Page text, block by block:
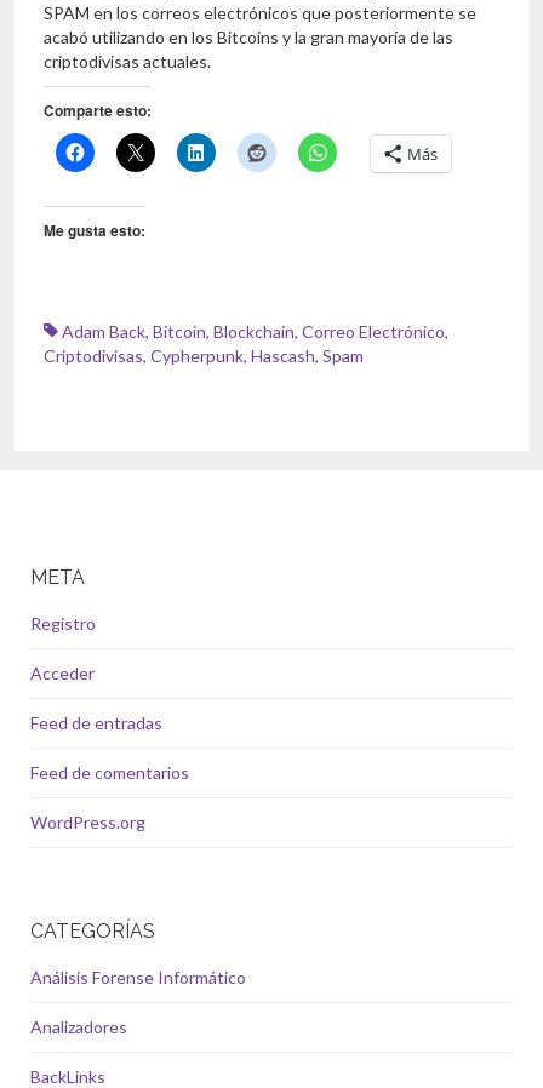
SPAM en los correos electrónicos que posteriormente se
acabó utilizando en los Bitcoins y la gran mayoría de las
criptodivisas actuales.
Comparte esto:
Más
Me gusta esto:
Adam Back, Bitcoin, Blockchain, Correo Electrónico,
Criptodivisas, Cypherpunk, Hascash, Spam
META
Registro
Acceder
Feed de entradas
Feed de comentarios
WordPress.org
CATEGORÍAS
Análisis Forense Informático
Analizadores
BackLinks